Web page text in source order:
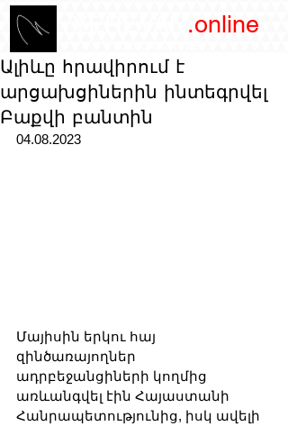
.online
Ալիևը հրավիրում է
արցախցիներին ինտեգրվել
Բաքվի բանտին
04.08.2023
Մայիսին երկու հայ
զինծառայողներ
ադրբեջանցիների կողմից
առևանգվել էին Հայաստանի
Հանրապետությունից, իսկ ավելի